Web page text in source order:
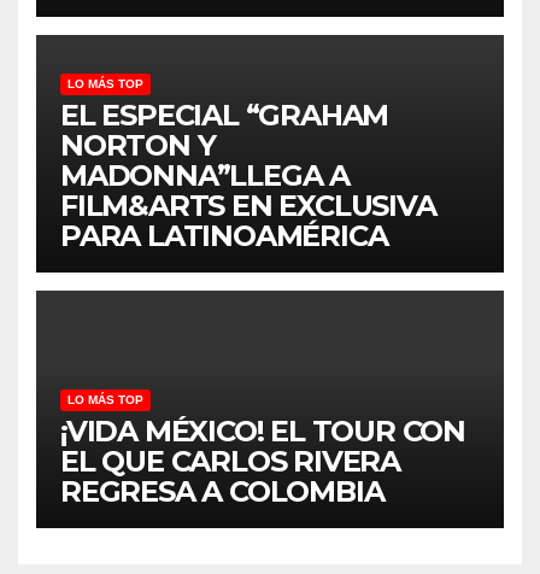
LO MÁS TOP
EL ESPECIAL “GRAHAM
NORTON Y
MADONNA”LLEGA A
FILM&ARTS EN EXCLUSIVA
PARA LATINOAMÉRICA
LO MÁS TOP
¡VIDA MÉXICO! EL TOUR CON
EL QUE CARLOS RIVERA
REGRESA A COLOMBIA